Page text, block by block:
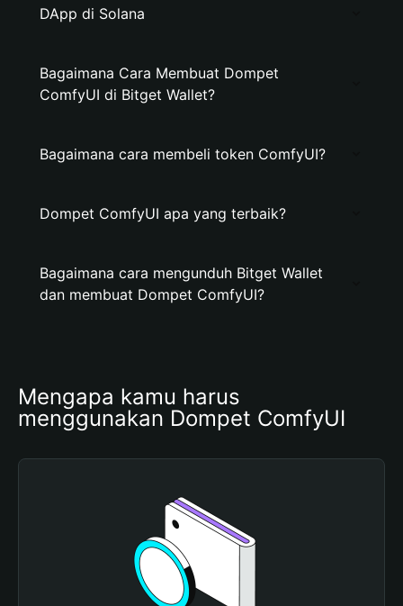
DApp di Solana
Bagaimana Cara Membuat Dompet
ComfyUI di Bitget Wallet?
Bagaimana cara membeli token ComfyUI?
Dompet ComfyUI apa yang terbaik?
Bagaimana cara mengunduh Bitget Wallet
dan membuat Dompet ComfyUI?
Mengapa kamu harus
menggunakan Dompet ComfyUI